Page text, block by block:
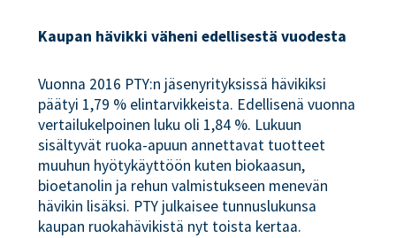
Kaupan hävikki väheni edellisestä vuodesta
Vuonna 2016 PTY:n jäsenyrityksissä hävikiksi
päätyi 1,79 % elintarvikkeista. Edellisenä vuonna
vertailukelpoinen luku oli 1,84 %. Lukuun
sisältyvät ruoka-apuun annettavat tuotteet
muuhun hyötykäyttöön kuten biokaasun,
bioetanolin ja rehun valmistukseen menevän
hävikin lisäksi. PTY julkaisee tunnuslukunsa
kaupan ruokahävikistä nyt toista kertaa.